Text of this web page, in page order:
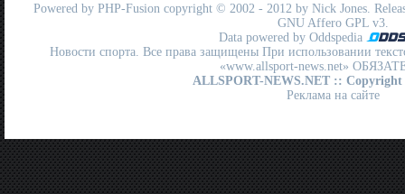
Powered by PHP-Fusion copyright © 2002 - 2012 by Nick Jones.
GNU Affero GPL v3.
Data powered by Oddspedia
Новости спорта. Все права защищены При использовании
«www.allsport-news.net»
ALLSPORT-NEWS.NET :: Copyright
Реклама на сайте